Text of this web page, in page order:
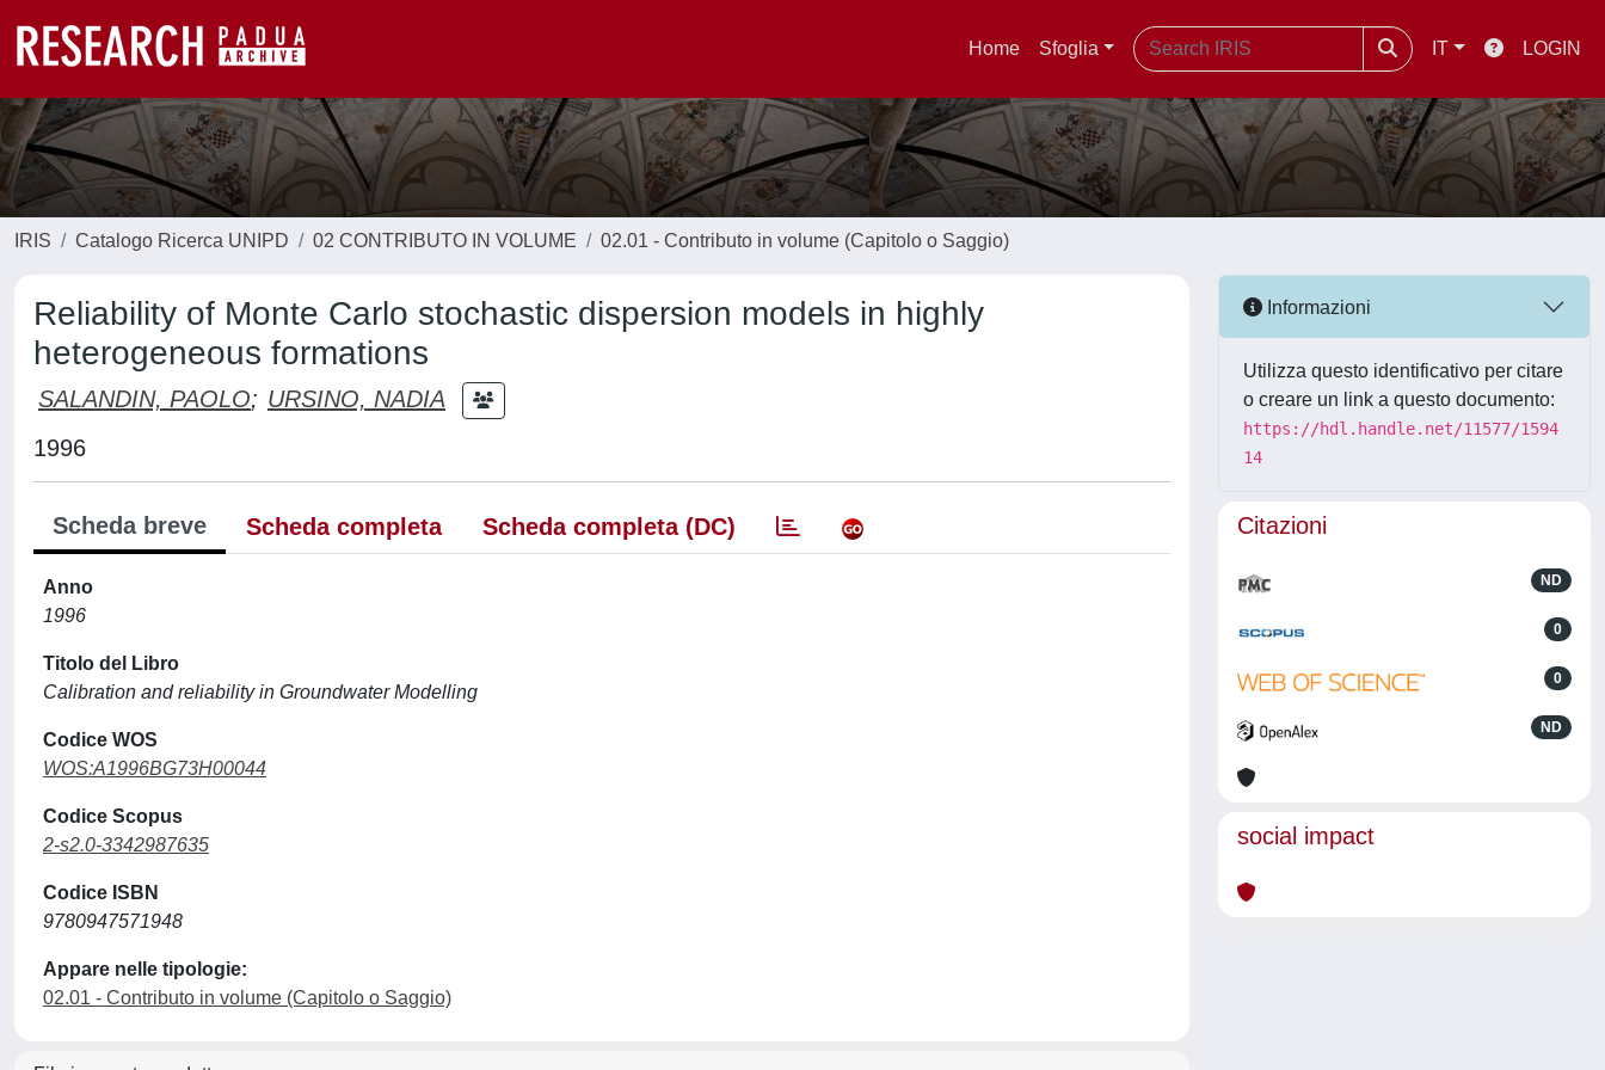
Home Sfoglia IT LOGIN
IRIS Catalogo Ricerca UNIPD 02 CONTRIBUTO IN VOLUME 02.01 - Contributo in volume (Capitolo o Saggio)
Reliability of Monte Carlo stochastic dispersion models in highly
heterogeneous formations
SALANDIN, PAOLO; URSINO, NADIA
1996
Scheda breve Scheda completa Scheda completa (DC)
Anno
1996
Titolo del Libro
Calibration and reliability in Groundwater Modelling
Codice WOS
WOS:A1996BG73H00044
Codice Scopus
2-s2.0-3342987635
Codice ISBN
9780947571948
Appare nelle tipologie:
02.01 - Contributo in volume (Capitolo o Saggio)
Informazioni
Utilizza questo identificativo per citare
o creare un link a questo documento:
https://hdl.handle.net/11577/1594
14
Citazioni
ND
0
0
ND
social impact